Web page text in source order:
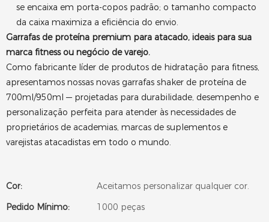
se encaixa em porta-copos padrão; o tamanho compacto
da caixa maximiza a eficiência do envio.
Garrafas de proteína premium para atacado, ideais para sua
marca fitness ou negócio de varejo.
Como fabricante líder de produtos de hidratação para fitness,
apresentamos nossas novas garrafas shaker de proteína de
700ml/950ml — projetadas para durabilidade, desempenho e
personalização perfeita para atender às necessidades de
proprietários de academias, marcas de suplementos e
varejistas atacadistas em todo o mundo.
Cor:
Aceitamos personalizar qualquer cor.
Pedido Mínimo:
1000 peças